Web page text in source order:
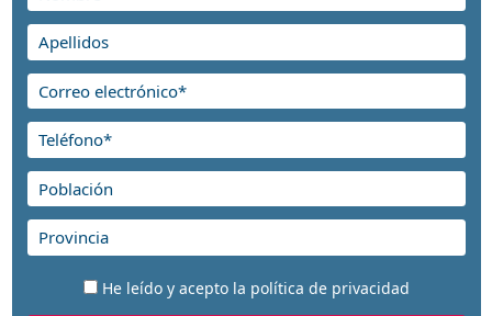
He leído y acepto la política de privacidad